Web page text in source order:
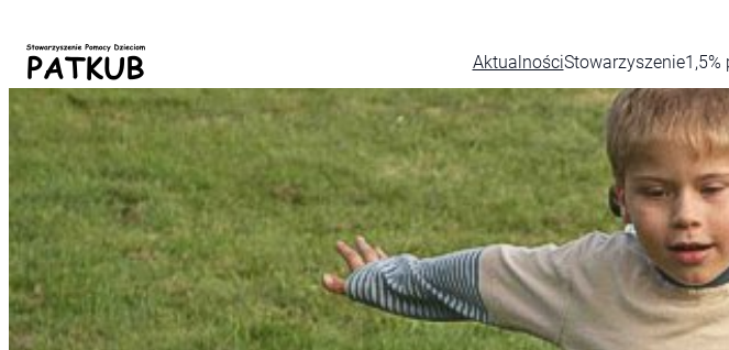
AktualnościStowarzyszenie1,5%